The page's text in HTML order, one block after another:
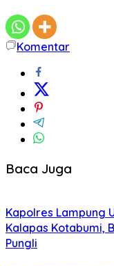
Komentar
Baca Juga
Kapolres Lampung
Kalapas Kotabumi,
Pungli